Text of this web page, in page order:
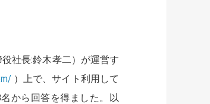
社長:鈴木孝二）が運営す
）上で、サイト利用して
から回答を得ました。以